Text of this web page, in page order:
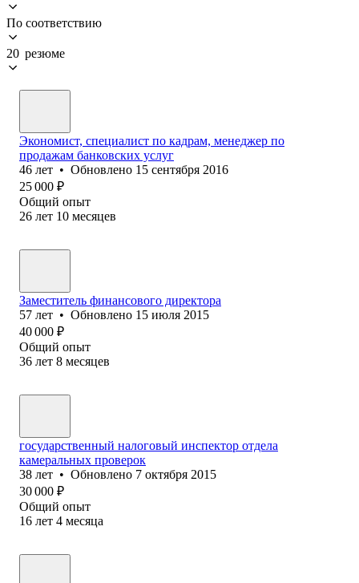
По соответствию
20 резюме
Экономист, специалист по кадрам, менеджер по
продажам банковских услуг
46 лет • Обновлено 15 сентября 2016
25 000 ₽
Общий опыт
26 лет 10 месяцев
Заместитель финансового директора
57 лет • Обновлено 15 июля 2015
40 000 ₽
Общий опыт
36 лет 8 месяцев
государственный налоговый инспектор отдела
камеральных проверок
38 лет • Обновлено 7 октября 2015
30 000 ₽
Общий опыт
16 лет 4 месяца